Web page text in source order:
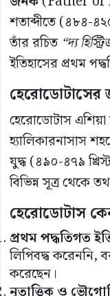
শতাব্দীতে (৪৮৪-৪২৫
তাঁর রচিত “দ্য
ইতিহাসের প্রথম
হেরোডোটাস
হ্যালিকারনাসাস
যুদ্ধ (৪৯০-৪৭৯
বিভিন্ন সূত্র থেকে
হেরোডোটাস
প্রথম পদ্ধতিগত
লিপিবদ্ধ করেননি,
করেছেন।